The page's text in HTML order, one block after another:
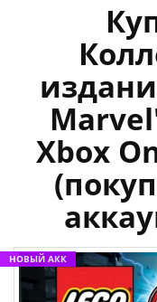
Xbox
НОВЫЙ АКК